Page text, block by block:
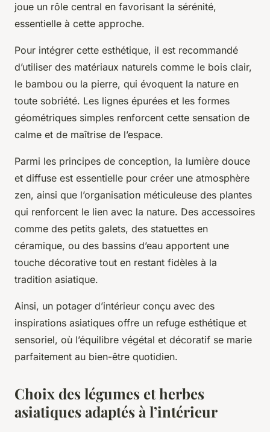
joue un rôle central en favorisant la sérénité,
essentielle à cette approche.
Pour intégrer cette esthétique, il est recommandé
d’utiliser des matériaux naturels comme le bois clair,
le bambou ou la pierre, qui évoquent la nature en
toute sobriété. Les lignes épurées et les formes
géométriques simples renforcent cette sensation de
calme et de maîtrise de l’espace.
Parmi les principes de conception, la lumière douce
et diffuse est essentielle pour créer une atmosphère
zen, ainsi que l’organisation méticuleuse des plantes
qui renforcent le lien avec la nature. Des accessoires
comme des petits galets, des statuettes en
céramique, ou des bassins d’eau apportent une
touche décorative tout en restant fidèles à la
tradition asiatique.
Ainsi, un potager d’intérieur conçu avec des
inspirations asiatiques offre un refuge esthétique et
sensoriel, où l’équilibre végétal et décoratif se marie
parfaitement au bien-être quotidien.
Choix des légumes et herbes
asiatiques adaptés à l’intérieur